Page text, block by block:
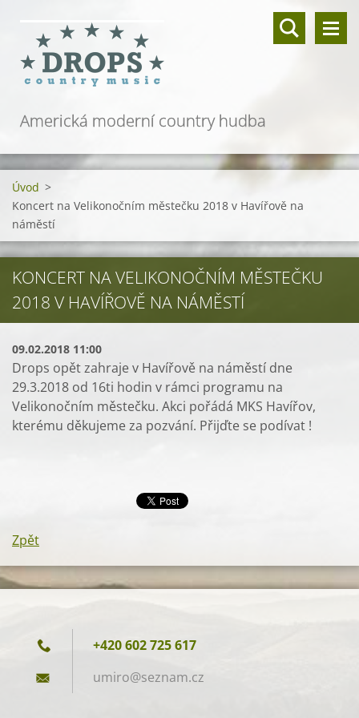
Americká moderní country hudba
Úvod >
Koncert na Velikonočním městečku 2018 v Havířově na
náměstí
KONCERT NA VELIKONOČNÍM MĚSTEČKU
2018 V HAVÍŘOVĚ NA NÁMĚSTÍ
09.02.2018 11:00
Drops opět zahraje v Havířově na náměstí dne
29.3.2018 od 16ti hodin v rámci programu na
Velikonočním městečku. Akci pořádá MKS Havířov,
kterému děkujeme za pozvání. Přijďte se podívat !
Zpět
+420 602 725 617
umiro@seznam.cz